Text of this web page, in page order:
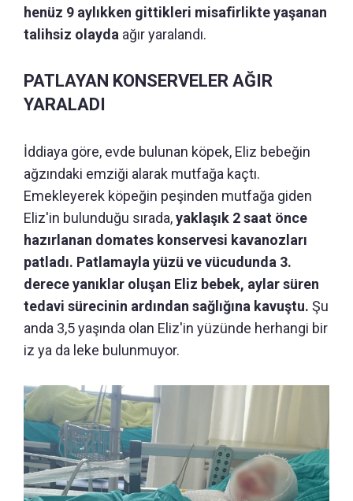
henüz 9 aylıkken gittikleri misafirlikte yaşanan
talihsiz olayda ağır yaralandı.
PATLAYAN KONSERVELER AĞIR
YARALADI
İddiaya göre, evde bulunan köpek, Eliz bebeğin
ağzındaki emziği alarak mutfağa kaçtı.
Emekleyerek köpeğin peşinden mutfağa giden
Eliz'in bulunduğu sırada,yaklaşık 2 saat önce
hazırlanan domates konservesi kavanozları
patladı. Patlamayla yüzü ve vücudunda 3.
derece yanıklar oluşan Eliz bebek, aylar süren
tedavi sürecinin ardından sağlığına kavuştu. Şu
anda 3,5 yaşında olan Eliz'in yüzünde herhangi bir
iz ya da leke bulunmuyor.